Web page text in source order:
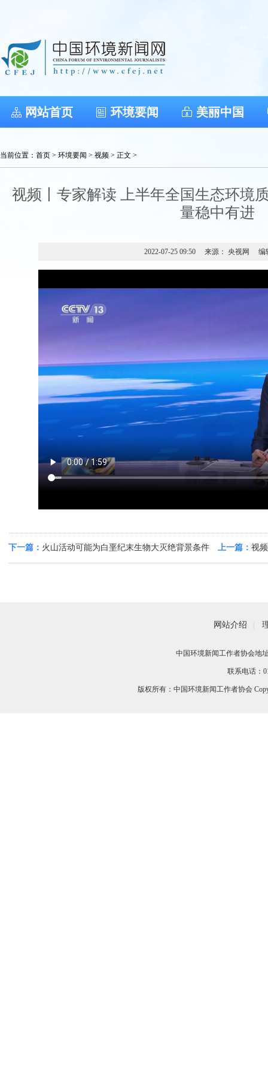
网站首页 环境要闻 美丽中国
当前位置： 首页 > 环境要闻 > 视频 > 正文 >
视频丨专家解读 上半年全国生态环境
量稳中有进
2022-07-25 09:50 来源： 央视网 编
下一篇： 火山活动可能为白垩纪末生物大灭绝背景条件 上一篇： 视
网站介绍
中国环境新闻工作者协会地
联系电话：
版权所有：中国环境新闻工作者协会